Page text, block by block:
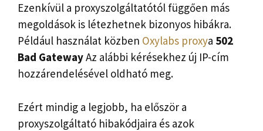
Ezenkívül a proxyszolgáltatótól függően más
megoldások is létezhetnek bizonyos hibákra.
Például használat közben Oxylabs proxya 502
Bad GatewayAz alábbi kérésekhez új IP-cím
hozzárendelésével oldható meg.
Ezért mindig a legjobb, ha először a
proxyszolgáltató hibakódjaira és azok